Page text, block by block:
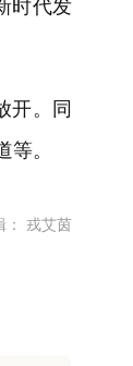
开。同
。
： 戎艾茵